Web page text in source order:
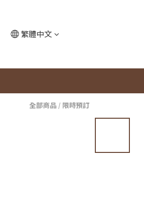
繁體中文
全部商品 / 限時預訂